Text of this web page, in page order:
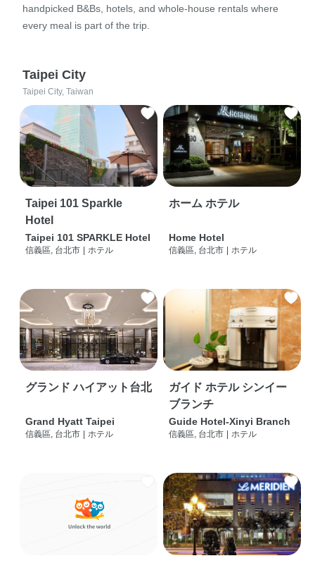
handpicked B&Bs, hotels, and whole-house rentals where
every meal is part of the trip.
Taipei City
Taipei City, Taiwan
Taipei 101 Sparkle
Hotel
Taipei 101 SPARKLE Hotel
信義區, 台北市 ホテル
ホーム ホテル
Home Hotel
信義區, 台北市 ホテル
グランド ハイアット台北
Grand Hyatt Taipei
信義區, 台北市 ホテル
ガイド ホテル シンイー
ブランチ
Guide Hotel-Xinyi Branch
信義區, 台北市 ホテル